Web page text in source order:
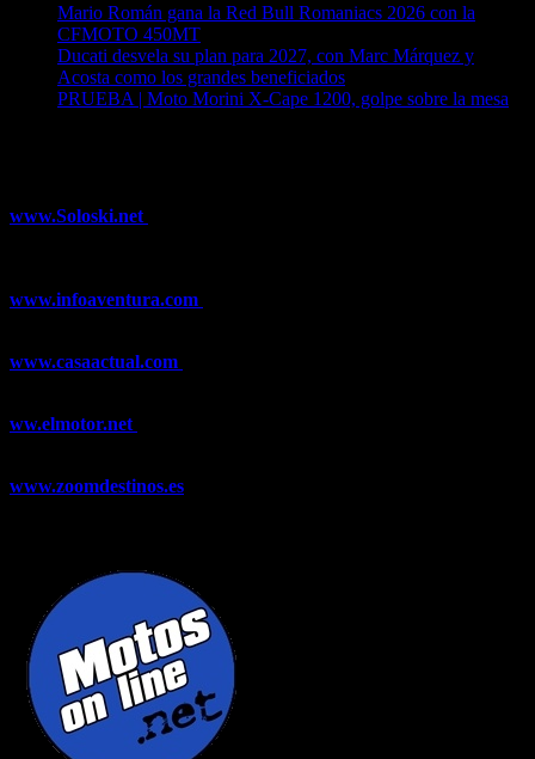
Mario Román gana la Red Bull Romaniacs 2026 con la
CFMOTO 450MT
Ducati desvela su plan para 2027, con Marc Márquez y
Acosta como los grandes beneficiados
PRUEBA | Moto Morini X-Cape 1200, golpe sobre la mesa
www.Soloski.net
www.infoaventura.com
www.casaactual.com
ww.elmotor.net
www.zoomdestinos.es